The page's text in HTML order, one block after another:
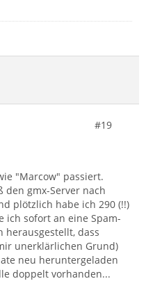
#19
"Marcow" passiert.
gmx-Server nach
plötzlich habe ich 290 (!!)
ich sofort an eine Spam-
herausgestellt, dass
unerklärlichen Grund)
neu heruntergeladen
doppelt vorhanden...